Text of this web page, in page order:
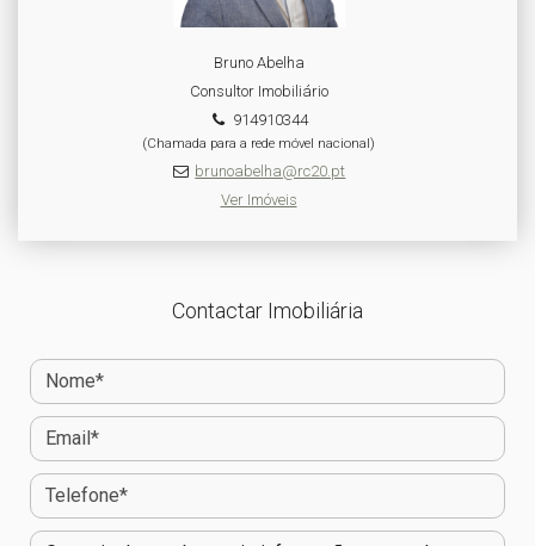
Bruno Abelha
Consultor Imobiliário
914910344
(Chamada para a rede móvel nacional)
brunoabelha@rc20.pt
Ver Imóveis
Contactar Imobiliária